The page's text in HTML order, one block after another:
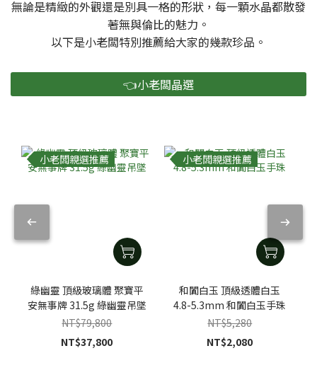
無論是精緻的外觀還是別具一格的形狀，每一顆水晶都散發
著無與倫比的魅力。
以下是小老闆特別推薦給大家的幾款珍品。
👈小老闆晶選
小老闆親選推薦
綠幽靈 頂級玻璃體 聚寶平
安無事牌 31.5g 綠幽靈吊墜
NT$79,800
NT$37,800
小老闆親選推薦
和闐白玉 頂級透體白玉
4.8-5.3mm 和闐白玉手珠
NT$5,280
NT$2,080